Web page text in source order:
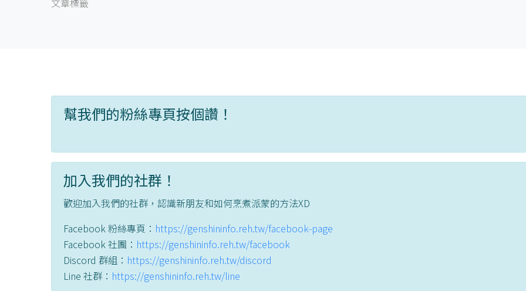
文章標籤
幫我們的粉絲專頁按個讚！
加入我們的社群！
歡迎加入我們的社群，認識新朋友和如何烹煮派蒙的方法XD
Facebook 粉絲專頁： https://genshininfo.reh.tw/facebook-page
Facebook 社團： https://genshininfo.reh.tw/facebook
Discord 群組： https://genshininfo.reh.tw/discord
Line 社群： https://genshininfo.reh.tw/line